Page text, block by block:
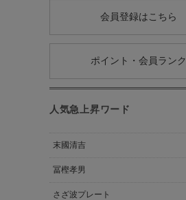
会員登録はこちら
ポイント・会員ランク
人気急上昇ワード
末國清吉
冨樫孝男
さざ波プレート